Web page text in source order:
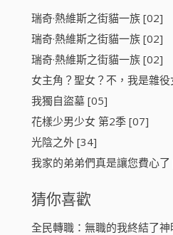
瑞奇·熱維斯之街貓一族 [02]
瑞奇·熱維斯之街貓一族 [02]
瑞奇·熱維斯之街貓一族 [02]
女主角？聖女？不，我是雜
我獨自盜墓 [05]
花樣少男少女 第2季 [07]
光陰之外 [34]
我家的弟弟們真是讓您費心
猜你喜歡
全民轉職：無職的我終結了